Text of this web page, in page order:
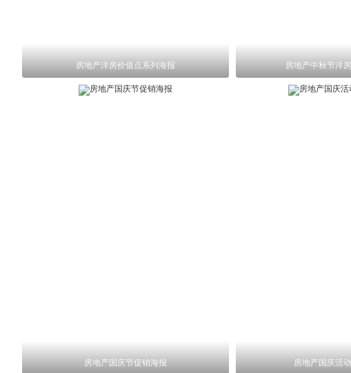
房地产洋房价值点系列海报 房地产中秋节洋
房地产国庆节促销海报 房地产国庆活